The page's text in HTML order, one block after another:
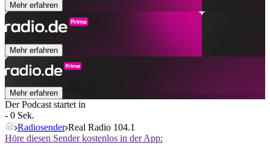
Mehr erfahren
Mehr erfahren
Mehr erfahren
Der Podcast startet in
- 0 Sek.
Radiosender Real Radio 104.1
Höre diesen Sender kostenlos in der App: